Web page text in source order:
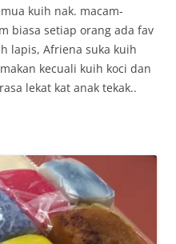
kuih nak. macam-
biasa setiap orang ada fav
lapis, Afriena suka kuih
kecuali kuih koci dan
lekat kat anak tekak..